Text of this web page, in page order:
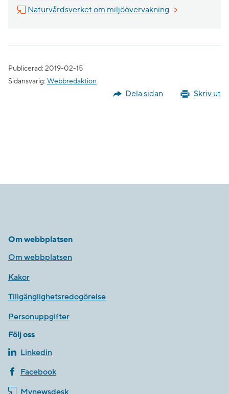
Naturvårdsverket om miljöövervakning Länk till annan
Publicerad: 2019-02-15
Sidansvarig: Webbredaktion
Skriv ut
Dela sidan
Om webbplatsen
Om webbplatsen
Kakor
Tillgänglighetsredogörelse
Personuppgifter
Följ oss
Linkedin
Facebook
Mynewsdesk